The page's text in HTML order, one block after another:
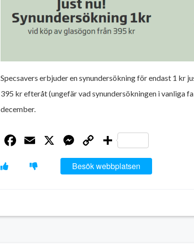
Specsavers erbjuder en synundersökning för endast 1 kr
395 kr efteråt (ungefär vad synundersökningen i vanliga
december.
Facebook
Email
X Messenger
Copy
Link
Dela
Besök webbplatsen